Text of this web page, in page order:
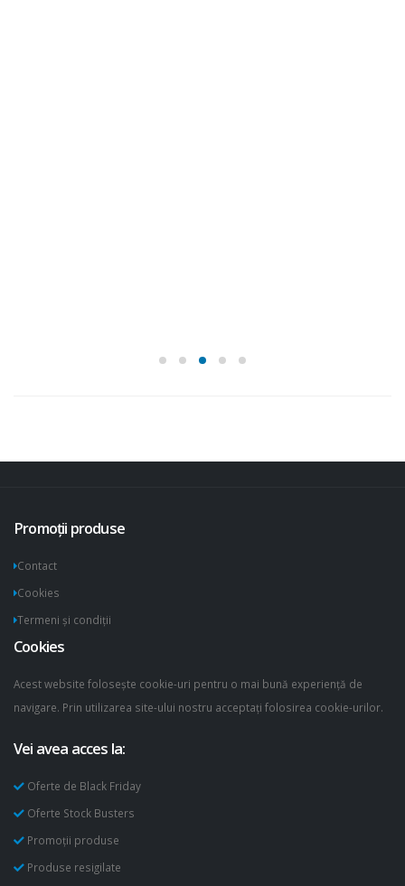
Promoții produse
Contact
Cookies
Termeni și condiții
Cookies
Acest website folosește cookie-uri pentru o mai bună experiență de
navigare. Prin utilizarea site-ului nostru acceptați folosirea cookie-urilor.
Vei avea acces la:
Oferte de Black Friday
Oferte Stock Busters
Promoții produse
Produse resigilate